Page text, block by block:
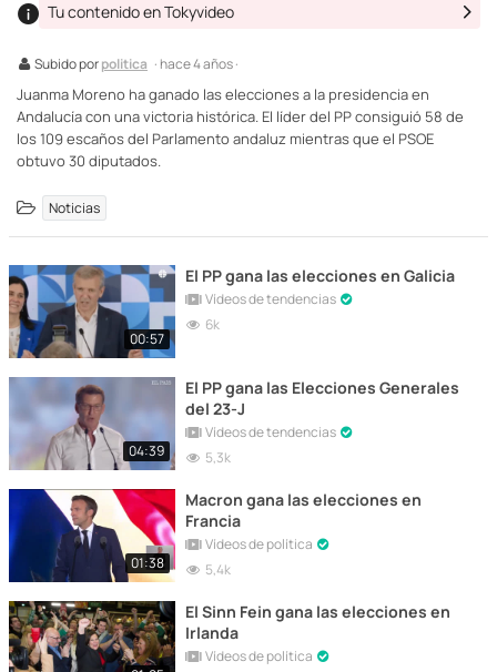
Subido porpolitica · hace 4 años ·
Tu contenido en Tokyvideo
Juanma Moreno ha ganado las elecciones a la presidencia en
Andalucía con una victoria histórica. El líder del PP consiguió 58 de
los 109 escaños del Parlamento andaluz mientras que el PSOE
obtuvo 30 diputados.
Noticias
00:57
El PP gana las elecciones en Galicia
Vídeos de tendencias
6k
04:39
El PP gana las Elecciones Generales
del 23-J
Vídeos de tendencias
5,3k
01:38
Macron gana las elecciones en
Francia
Vídeos de política
5,4k
El Sinn Fein gana las elecciones en
Irlanda
Vídeos de política